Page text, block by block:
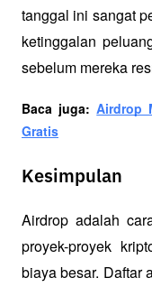
tanggal ini sangat
ketinggalan
sebelum mereka
Baca juga: Airdrop
Gratis
Kesimpulan
Airdrop adalah
proyek-proyek
biaya besar. Daftar